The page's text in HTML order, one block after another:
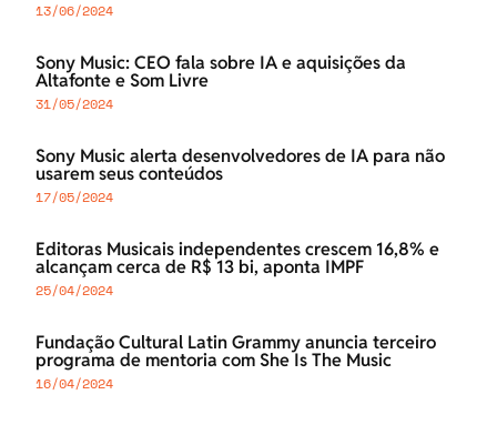
13/06/2024
Sony Music: CEO fala sobre IA e aquisições da
Altafonte e Som Livre
31/05/2024
Sony Music alerta desenvolvedores de IA para não
usarem seus conteúdos
17/05/2024
Editoras Musicais independentes crescem 16,8% e
alcançam cerca de R$ 13 bi, aponta IMPF
25/04/2024
Fundação Cultural Latin Grammy anuncia terceiro
programa de mentoria com She Is The Music
16/04/2024